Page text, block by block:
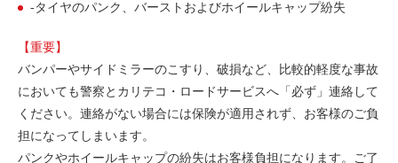
-タイヤのパンク、バーストおよびホイールキャップ紛失
【重要】
バンパーやサイドミラーのこすり、破損など、比較的軽度な事故
においても警察とカリテコ・ロードサービスへ「必ず」連絡して
ください。連絡がない場合には保険が適用されず、お客様のご負
担になってしまいます。
パンクやホイールキャップの紛失はお客様負担になります。ご了